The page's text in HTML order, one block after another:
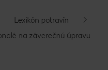
Lexikón potravín
na záverečnú úpravu